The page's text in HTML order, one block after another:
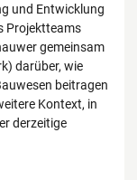
und Entwicklung
Projektteams
gemeinsam
darüber, wie
beitragen
Kontext, in
derzeitige